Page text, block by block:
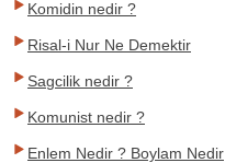
Komidin nedir ?
Risal-i Nur Ne Demektir
Sagcilik nedir ?
Komunist nedir ?
Enlem Nedir ? Boylam Nedir